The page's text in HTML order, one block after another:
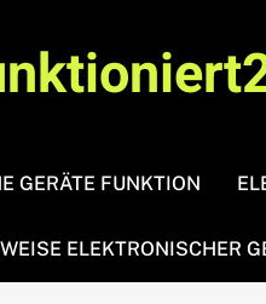
GERÄTE FUNKTION
ELEKTRONISCHER